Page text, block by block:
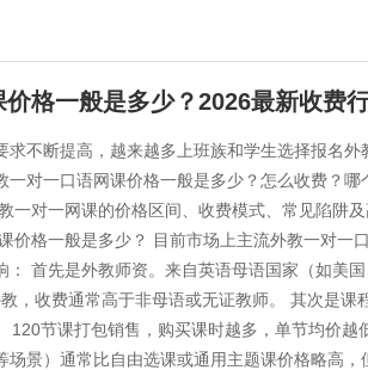
格一般是多少？2026最新收费
求不断提高，越来越多上班族和学生选择报名
一对一口语网课价格一般是多少？怎么收费？
一对一网课的价格区间、收费模式、常见陷阱
价格一般是多少？ 目前市场上主流外教一对一
： 首先是外教师资。来自英语母语国家（如美
，收费通常高于非母语或无证教师。 其次是
120节课打包销售，购买课时越多，单节均价
场景）通常比自由选课或通用主题课价格略高